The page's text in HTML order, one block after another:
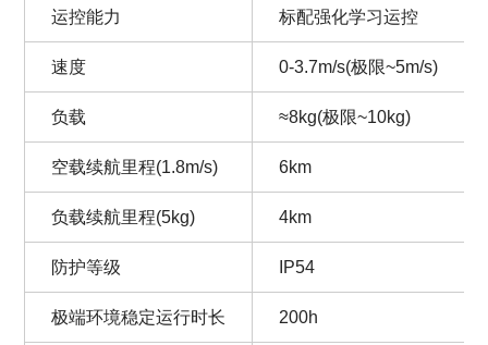
运控能力 标配强化学习运控
速度 0-3.7m/s(极限~5m/s)
负载 ≈8kg(极限~10kg)
空载续航里程(1.8m/s) 6km
负载续航里程(5kg) 4km
防护等级 IP54
极端环境稳定运行时长 200h